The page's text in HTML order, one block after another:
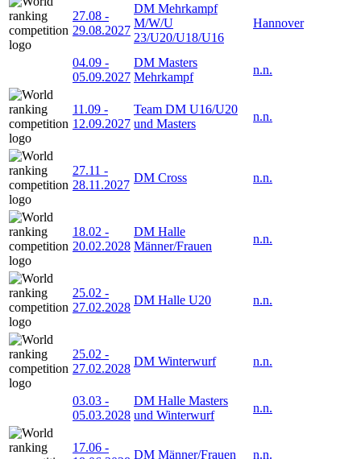
27.08 -
29.08.2027
DM Mehrkampf
M/W/U
23/U20/U18/U16
Hannover
04.09 -
05.09.2027
DM Masters
Mehrkampf
n.n.
11.09 -
12.09.2027
Team DM U16/U20
und Masters
n.n.
27.11 -
28.11.2027
DM Cross n.n.
18.02 -
20.02.2028
DM Halle
Männer/Frauen
n.n.
25.02 -
27.02.2028
DM Halle U20 n.n.
25.02 -
27.02.2028
DM Winterwurf n.n.
03.03 -
05.03.2028
DM Halle Masters
und Winterwurf
n.n.
17.06 -
DM Männer/Frauen n.n.